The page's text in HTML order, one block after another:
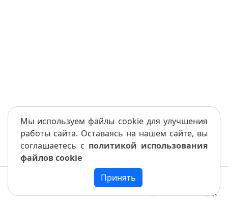
Мы используем файлы cookie для улучшения
работы сайта. Оставаясь на нашем сайте, вы
соглашаетесь с политикой использования
файлов cookie
Принять
Вперед